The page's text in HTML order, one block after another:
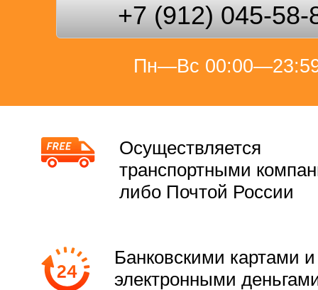
+7 (912) 045-58-
Пн—Вс
Осуществляется
транспортными
либо Почтой России
Банковскими картами и
электронными